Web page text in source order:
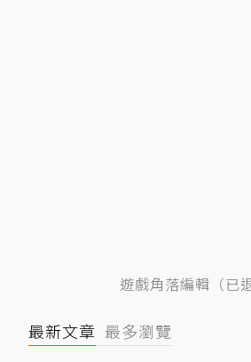
遊戲角落編輯（已
最新文章 最多瀏覽